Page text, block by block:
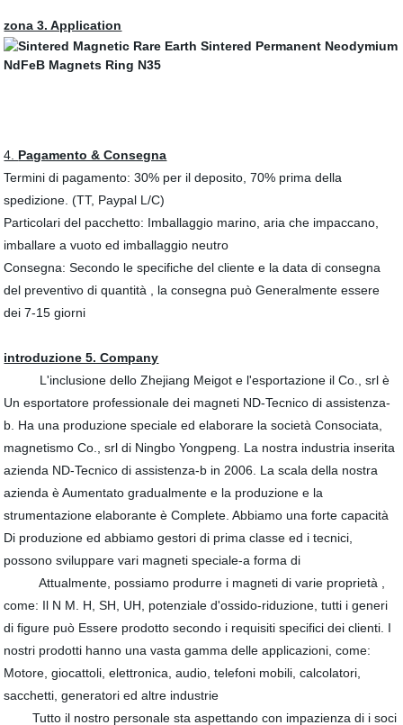
zona 3. Application
4. Pagamento & Consegna
Termini di pagamento: 30% per il deposito, 70% prima della
spedizione. (TT, Paypal L/C)
Particolari del pacchetto: Imballaggio marino, aria che impaccano,
imballare a vuoto ed imballaggio neutro
Consegna: Secondo le specifiche del cliente e la data di consegna
del preventivo di quantità , la consegna può Generalmente essere
dei 7-15 giorni
introduzione 5. Company
L'inclusione dello Zhejiang Meigot e l'esportazione il Co., srl è
Un esportatore professionale dei magneti ND-Tecnico di assistenza-
b. Ha una produzione speciale ed elaborare la società Consociata,
magnetismo Co., srl di Ningbo Yongpeng. La nostra industria inserita
azienda ND-Tecnico di assistenza-b in 2006. La scala della nostra
azienda è Aumentato gradualmente e la produzione e la
strumentazione elaborante è Complete. Abbiamo una forte capacità
Di produzione ed abbiamo gestori di prima classe ed i tecnici,
possono sviluppare vari magneti speciale-a forma di
Attualmente, possiamo produrre i magneti di varie proprietà ,
come: Il N M. H, SH, UH, potenziale d'ossido-riduzione, tutti i generi
di figure può Essere prodotto secondo i requisiti specifici dei clienti. I
nostri prodotti hanno una vasta gamma delle applicazioni, come:
Motore, giocattoli, elettronica, audio, telefoni mobili, calcolatori,
sacchetti, generatori ed altre industrie
Tutto il nostro personale sta aspettando con impazienza di i soci